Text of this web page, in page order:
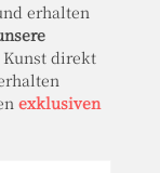
erhalten
direkt
exklusiven